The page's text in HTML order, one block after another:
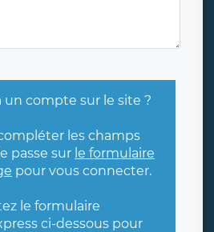
un compte sur le site ?
les champs
passe sur le formulaire
pour vous connecter.
le formulaire
ci-dessous pour